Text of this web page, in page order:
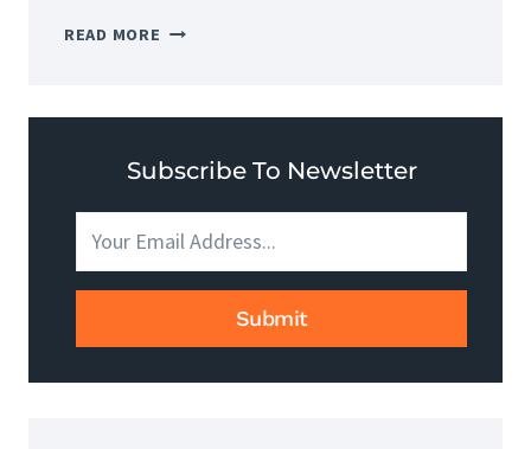
READ MORE NUMER
CO
JEST
I
JAK
UZYSKAĆ?
Subscribe To Newsletter
Submit